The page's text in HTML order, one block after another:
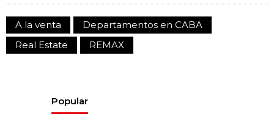
A la venta
Departamentos en CABA
Real Estate
REMAX
Popular